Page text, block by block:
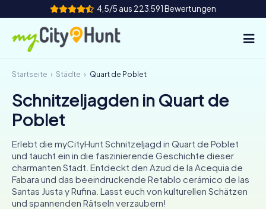
4,5/5 aus 223.591 Bewertungen
So funktioniert's
Städte
Teamevent
Tickets
Startseite Städte Quart de Poblet
Schnitzeljagden in Quart de
Poblet
Erlebt die myCityHunt Schnitzeljagd in Quart de Poblet
und taucht ein in die faszinierende Geschichte dieser
charmanten Stadt. Entdeckt den Azud de la Acequia de
Fabara und das beeindruckende Retablo cerámico de las
Santas Justa y Rufina. Lasst euch von kulturellen Schätzen
und spannenden Rätseln verzaubern!